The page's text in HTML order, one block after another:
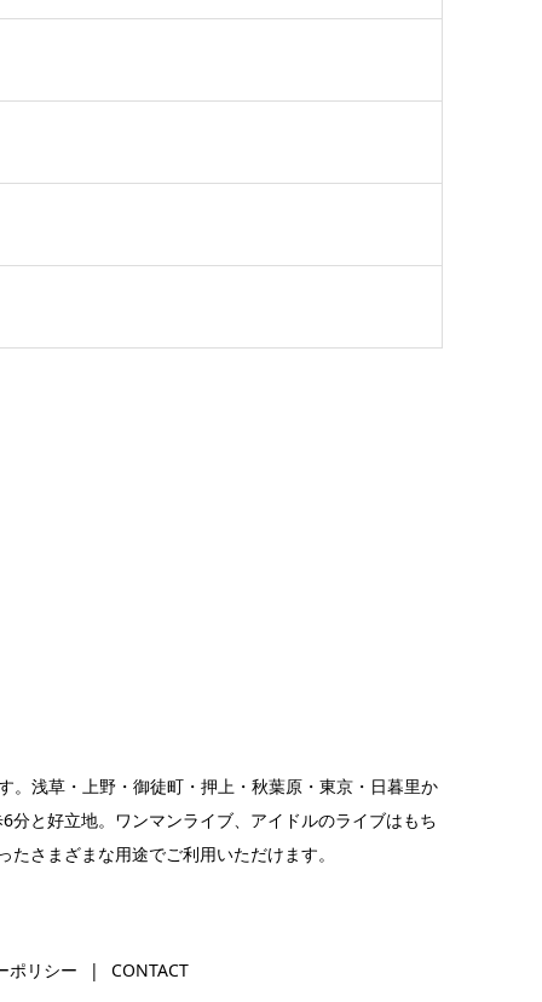
。浅草・上野・御徒町・押上・秋葉原・東京・日暮里か
と好立地。 ワンマンライブ、 アイドルのライブはもち
さまざまな用途でご利用いただけます。
ポリシー CONTACT